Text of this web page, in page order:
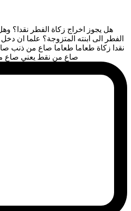
هل يجوز اخراج زكاة الفطر نقدا؟
الفطر الى ابنته المتزوجة؟ علما ان
نقدا زكاة طعاما طعاما صاع من ذنب
صاع من نقط يعني صاع